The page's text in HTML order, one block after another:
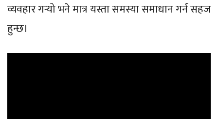
व्यवहार गर्‍यो भने मात्र यस्ता समस्या समाधान गर्न सहज
हुन्छ।